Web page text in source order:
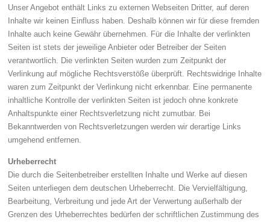
Unser Angebot enthält Links zu externen Webseiten Dritter, auf deren
Inhalte wir keinen Einfluss haben. Deshalb können wir für diese fremden
Inhalte auch keine Gewähr übernehmen. Für die Inhalte der verlinkten
Seiten ist stets der jeweilige Anbieter oder Betreiber der Seiten
verantwortlich. Die verlinkten Seiten wurden zum Zeitpunkt der
Verlinkung auf mögliche Rechtsverstöße überprüft. Rechtswidrige Inhalte
waren zum Zeitpunkt der Verlinkung nicht erkennbar. Eine permanente
inhaltliche Kontrolle der verlinkten Seiten ist jedoch ohne konkrete
Anhaltspunkte einer Rechtsverletzung nicht zumutbar. Bei
Bekanntwerden von Rechtsverletzungen werden wir derartige Links
umgehend entfernen.
Urheberrecht
Die durch die Seitenbetreiber erstellten Inhalte und Werke auf diesen
Seiten unterliegen dem deutschen Urheberrecht. Die Vervielfältigung,
Bearbeitung, Verbreitung und jede Art der Verwertung außerhalb der
Grenzen des Urheberrechtes bedürfen der schriftlichen Zustimmung des